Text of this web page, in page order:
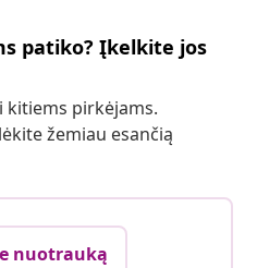
patiko? Įkelkite jos
kitiems pirkėjams.
žemiau esančią
nuotrauką